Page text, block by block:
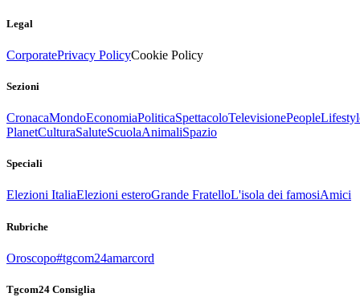
Legal
CorporatePrivacy PolicyCookie Policy
Sezioni
CronacaMondoEconomiaPoliticaSpettacoloTelevisionePeople
PlanetCulturaSaluteScuolaAnimaliSpazio
Speciali
Elezioni ItaliaElezioni esteroGrande FratelloL'isola dei famosiAmici
Rubriche
Oroscopo#tgcom24amarcord
Tgcom24 Consiglia